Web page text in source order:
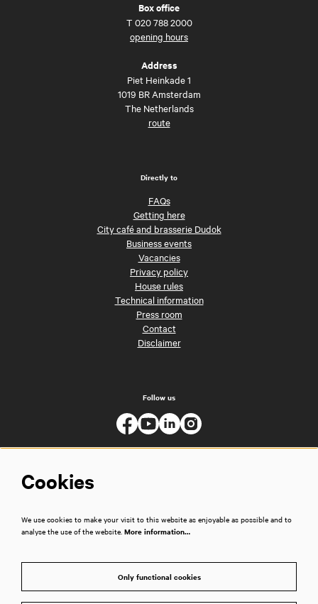
Box office
T 020 788 2000
opening hours
Address
Piet Heinkade 1
1019 BR Amsterdam
The Netherlands
route
Directly to
FAQs
Getting here
City café and brasserie Dudok
Business events
Vacancies
Privacy policy
House rules
Technical information
Press room
Contact
Disclaimer
Follow us
Cookies
We use cookies to make your visit to this website as enjoyable as possible and to
analyse the use of the website. More information…
Only functional cookies